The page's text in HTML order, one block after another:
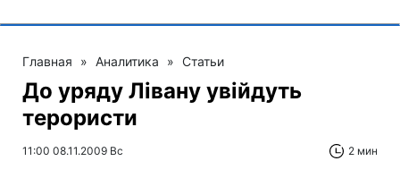
Главная » Аналитика » Статьи
До уряду Лівану увійдуть
терористи
11:00 08.11.2009 Вс 2 мин